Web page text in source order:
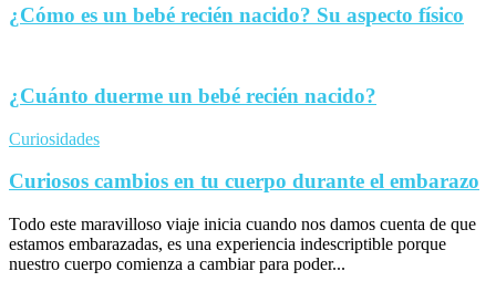
¿Cómo es un bebé recién nacido? Su aspecto físico
¿Cuánto duerme un bebé recién nacido?
Curiosidades
Curiosos cambios en tu cuerpo durante el embarazo
Todo este maravilloso viaje inicia cuando nos damos cuenta de que
estamos embarazadas, es una experiencia indescriptible porque
nuestro cuerpo comienza a cambiar para poder...